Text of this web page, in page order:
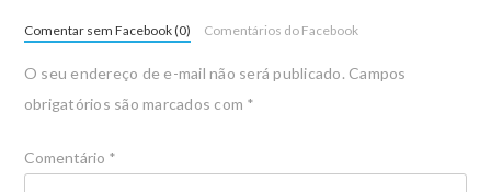
Comentar sem Facebook (0) Comentários do Facebook
O seu endereço de e-mail não será publicado. Campos
obrigatórios são marcados com *
Comentário *